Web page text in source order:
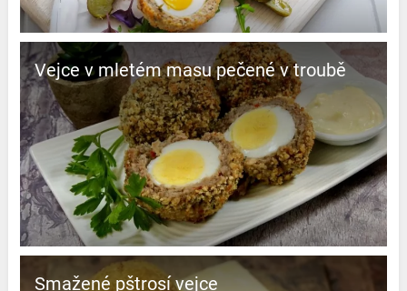
Vejce v mletém masu pečené v troubě
Smažené pštrosí vejce